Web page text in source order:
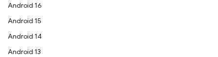
Android 16
Android 15
Android 14
Android 13